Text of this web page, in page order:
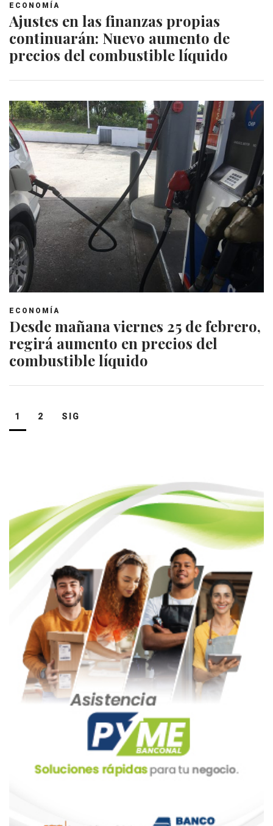
ECONOMÍA
Ajustes en las finanzas propias
continuarán: Nuevo aumento de
precios del combustible líquido
ECONOMÍA
Desde mañana viernes 25 de febrero,
regirá aumento en precios del
combustible líquido
Navegación
de
1 2 SIG